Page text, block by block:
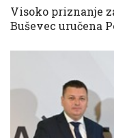
Visoko priznanje
Buševec uručena